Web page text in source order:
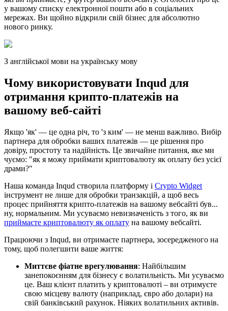
у вашому списку електронної пошти або в соціальних
мережах. Ви щойно відкрили свій бізнес для абсолютно
нового ринку.
З англійської мови на українську мову
Чому використовувати Inqud для
отримання крипто-платежів на
вашому веб-сайті
Якщо 'як' — це одна річ, то 'з ким' — не менш важливо. Вибір
партнера для обробки ваших платежів — це рішення про
довіру, простоту та надійність. Це звичайне питання, яке ми
чуємо: "як я можу приймати криптовалюту як оплату без усієї
драми?"
Наша команда Inqud створила платформу і Crypto Widget
інструмент не лише для обробки транзакцій, а щоб весь
процес прийняття крипто-платежів на вашому вебсайті був...
ну, нормальним. Ми усуваємо невизначеність з того, як ви
приймаєте криптовалюту як оплату на вашому вебсайті.
Працюючи з Inqud, ви отримаєте партнера, зосередженого на
тому, щоб полегшити ваше життя:
Миттєве фіатне врегулювання: Найбільшим
занепокоєнням для бізнесу є волатильність. Ми усуваємо
це. Ваш клієнт платить у криптовалюті – ви отримуєте
свою місцеву валюту (наприклад, євро або долари) на
свій банківський рахунок. Ніяких волатильних активів.